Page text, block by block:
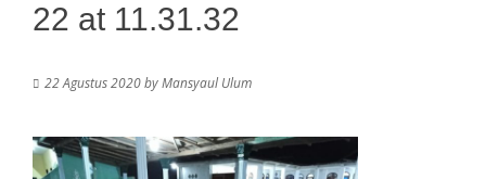
22 at 11.31.32
22 Agustus 2020byMansyaul Ulum